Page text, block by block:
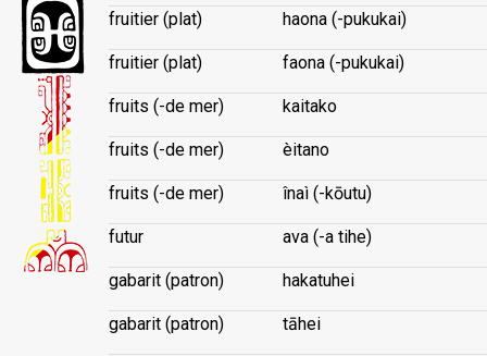
fruitier (plat) haona (-pukukai)
fruitier (plat) faona (-pukukai)
fruits (-de mer) kaitako
fruits (-de mer) èitano
fruits (-de mer) înaì (-kōutu)
futur ava (-a tihe)
gabarit (patron) hakatuhei
gabarit (patron) tāhei